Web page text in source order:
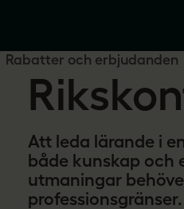
Rabatter och erbjudanden
Att leda lärande i
både kunskap och
utmaningar
professionsgränser.